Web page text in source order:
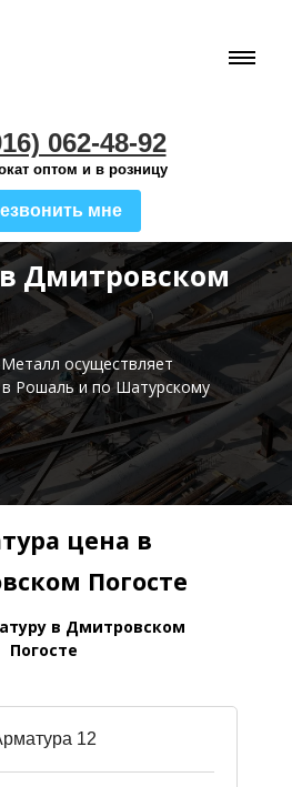
062-48-92
оптом и в розницу
мне
Дмитровском
осуществляет
Рошаль и по Шатурскому
цена в
Погосте
в Дмитровском
Погосте
12